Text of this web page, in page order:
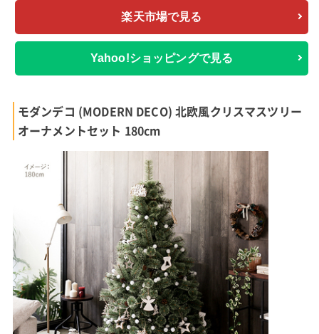
楽天市場で見る
Yahoo!ショッピングで見る
モダンデコ (MODERN DECO) 北欧風クリスマスツリー
オーナメントセット 180cm